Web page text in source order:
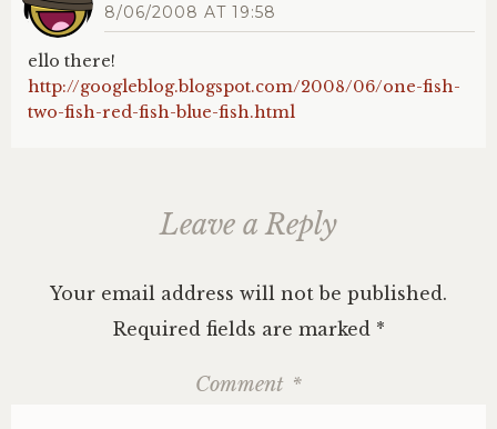
8/06/2008 AT 19:58
ello there!
http://googleblog.blogspot.com/2008/06/one-fish-
two-fish-red-fish-blue-fish.html
Leave a Reply
Your email address will not be published.
Required fields are marked *
Comment *